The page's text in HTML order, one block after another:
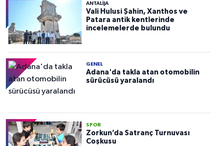
ANTALIJA
Vali Hulusi Şahin, Xanthos ve
Patara antik kentlerinde
incelemelerde bulundu
GENEL
Adana'da takla atan otomobilin
sürücüsü yaralandı
SPOR
Zorkun’da Satranç Turnuvası
Coşkusu